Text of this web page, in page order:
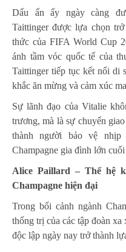
Dấu ấn ấy ngày càng
Taittinger được lựa chọn
thức của FIFA World Cup
ánh tầm vóc quốc tế của
Taittinger tiếp tục kết nối di
khắc ăn mừng và cảm xúc
Sự lãnh đạo của Vitalie
trương, mà là sự chuyển
thành người bảo vệ nhịp
Champagne gia đình lớn
Alice Paillard – Thế hệ
Champagne hiện đại
Trong bối cảnh ngành
thống trị của các tập đoàn
độc lập ngày nay trở thành